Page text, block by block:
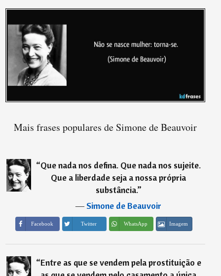
Mais frases populares de Simone de Beauvoir
“Que nada nos defina. Que nada nos sujeite.
Que a liberdade seja a nossa própria
substância.”
―Simone de Beauvoir
Facebook Twitter WhatsApp Imagem
“Entre as que se vendem pela prostituição e